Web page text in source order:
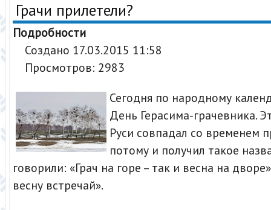
Грачи прилетели?
Подробности
Создано 17.03.2015 11:58
Просмотров: 2983
Сегодня по народному
День Герасима-грачевника.
Руси совпадал со временем
потому и получил такое
говорили: «Грач на горе – так и весна на
весну встречай».